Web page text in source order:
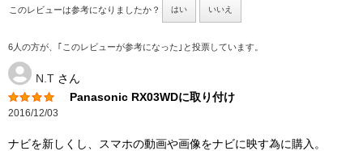
このレビューは参考になりましたか？ はい いいえ
6人の方が、｢このレビューが参考になった｣と投票しています。
N.T さん
Panasonic RX03WDに取り付け
2016/12/03
ナビを新しくし、スマホの動画や画像をナビに映す為に購入。